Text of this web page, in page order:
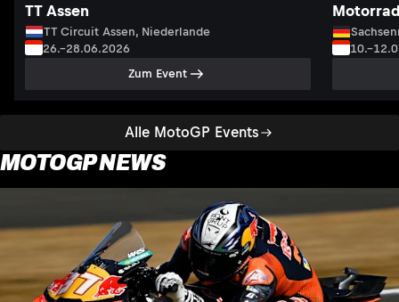
Alle MotoGP Events
TT Assen
TT Circuit Assen, Niederlande
26.–28.06.2026
Zum Event
MOTOGP NEWS